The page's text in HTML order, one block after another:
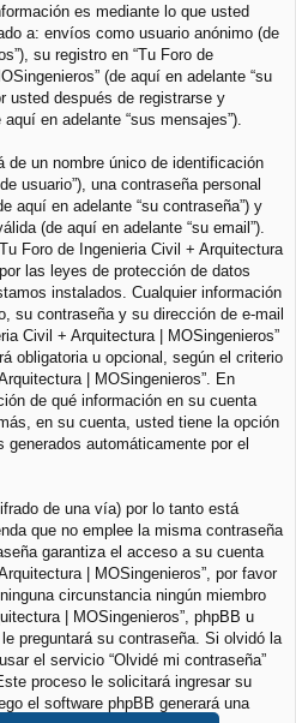
es mediante lo que usted
a: envíos como usuario anónimo (de
su registro en “Tu Foro de
(de aquí en adelante “su
usted después de registrarse y
en adelante “sus mensajes”).
un nombre único de identificación
usuario”), una contraseña personal
aquí en adelante “su contraseña”) y
(de aquí en adelante “su email”).
Foro de Ingenieria Civil + Arquitectura
las leyes de protección de datos
instalados. Cualquier información
su contraseña y su dirección de e-mail
Civil + Arquitectura | MOSingenieros”
obligatoria u opcional, según el criterio
| MOSingenieros”. En
de qué información en su cuenta
en su cuenta, usted tiene la opción
automáticamente por el
de una vía) por lo tanto está
que no emplee la misma contraseña
garantiza el acceso a su cuenta
| MOSingenieros”, por favor
circunstancia ningún miembro
| MOSingenieros”, phpBB u
preguntará su contraseña. Si olvidó la
el servicio “Olvidé mi contraseña”
proceso le solicitará ingresar su
el software phpBB generará una